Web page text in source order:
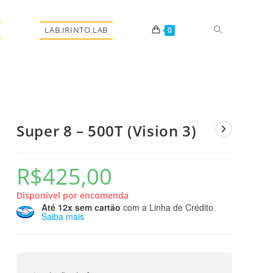
LAB.IRINTO.LAB 0 Alternar
site
Super 8 – 500T (Vision 3)
R$425,00
Disponível por encomenda
Até 12x sem cartão com a Linha de Crédito.
Saiba mais